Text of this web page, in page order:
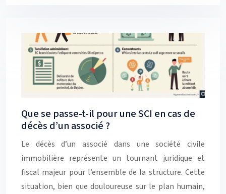
Que se passe-t-il pour une SCI en cas de
décès d’un associé ?
Le décès d’un associé dans une société civile
immobilière représente un tournant juridique et
fiscal majeur pour l’ensemble de la structure. Cette
situation, bien que douloureuse sur le plan humain,